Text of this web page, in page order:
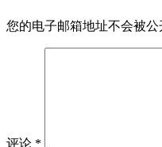
您的电子邮箱地址不会被公
评论 *